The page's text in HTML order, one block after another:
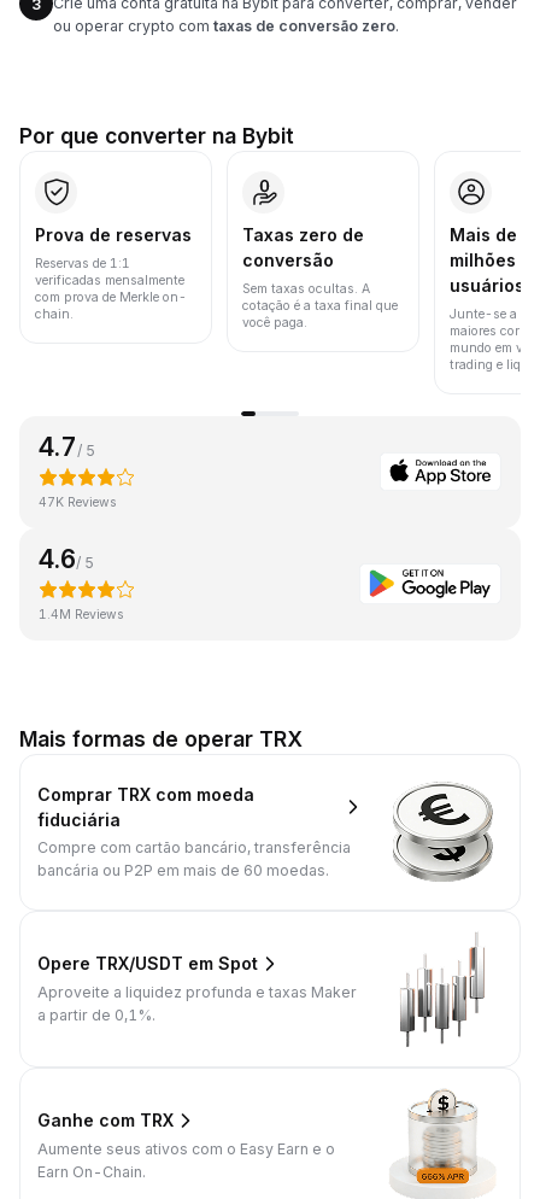
3
ou operar crypto com taxas de conversão zero.
Por que converter na Bybit
Prova de reservas
Reservas de 1:1
verificadas mensalmente
com prova de Merkle on-
chain.
Taxas zero de
conversão
Sem taxas ocultas. A
cotação é a taxa final que
você paga.
Mais de
milhões
usuários
Junte-se a
maiores
mundo em
trading e
4.7 / 5
47K Reviews
4.6/ 5
1.4M Reviews
Mais formas de operar TRX
Comprar TRX com moeda
fiduciária
Compre com cartão bancário, transferência
bancária ou P2P em mais de 60 moedas.
Opere TRX/USDT em Spot
Aproveite a liquidez profunda e taxas Maker
a partir de 0,1%.
Ganhe com TRX
Aumente seus ativos com o Easy Earn e o
Earn On-Chain.